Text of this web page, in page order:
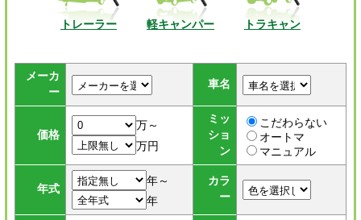
トレーラー 軽キャンパー トラキャン
メーカ
ー
車名
価格
万～
万円
ミッ
ショ
ン
こだわらない
オートマ
マニュアル
年式
年～
年
カラ
ー